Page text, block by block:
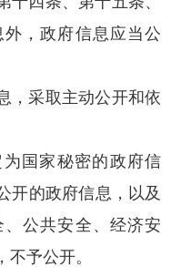
，政府信息应当公
，采取主动公开和依
国家秘密的政府信
开的政府信息，以及
公共安全、经济安
予公开。